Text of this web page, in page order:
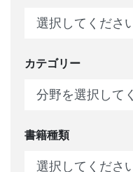
カテゴリー
書籍種類